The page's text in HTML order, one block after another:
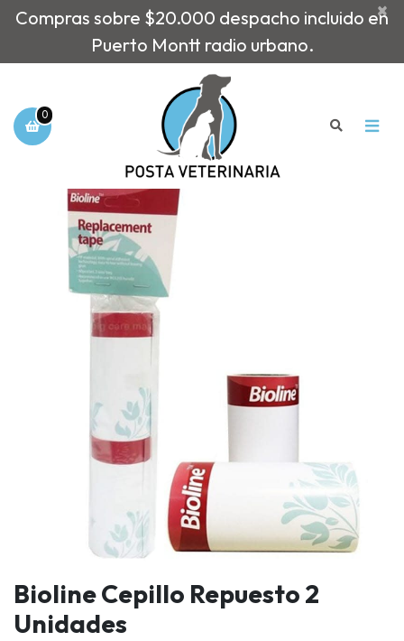
Compras sobre $20.000 despacho incluido en
Puerto Montt radio urbano.
×
0
Bioline Cepillo Repuesto 2
Unidades